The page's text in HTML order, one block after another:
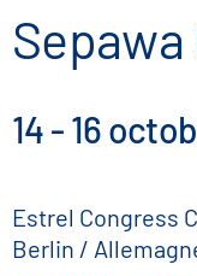
14 - 16
Estrel Congress
Berlin /